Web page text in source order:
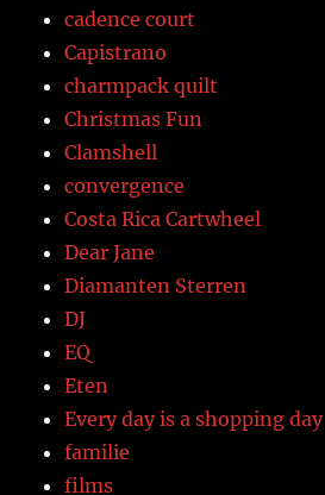
cadence court
Capistrano
charmpack quilt
Christmas Fun
Clamshell
convergence
Costa Rica Cartwheel
Dear Jane
Diamanten Sterren
DJ
EQ
Eten
Every day is a shopping day
familie
films